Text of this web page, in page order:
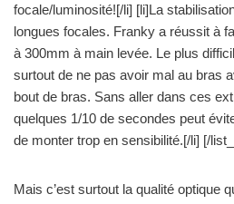
focale/luminosité![/li] [li]La
longues focales. Franky a réussit à
à 300mm à main levée. Le plus
surtout de ne pas avoir mal au bras
bout de bras. Sans aller dans ces
quelques 1/10 de secondes peut
de monter trop en sensibilité.[/li] [/
Mais c’est surtout la qualité optique